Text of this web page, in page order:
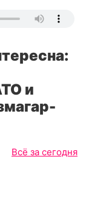
и
Всё за сегодня